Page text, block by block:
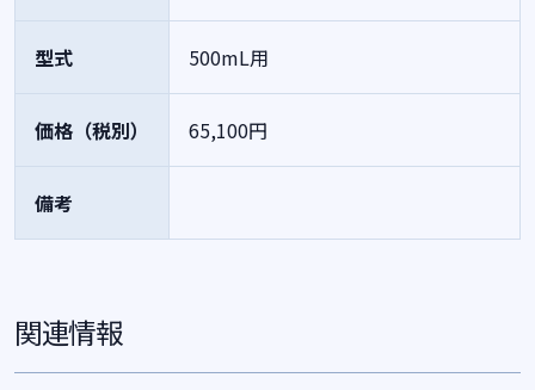
型式 500mL用
価格（税別） 65,100円
備考
関連情報